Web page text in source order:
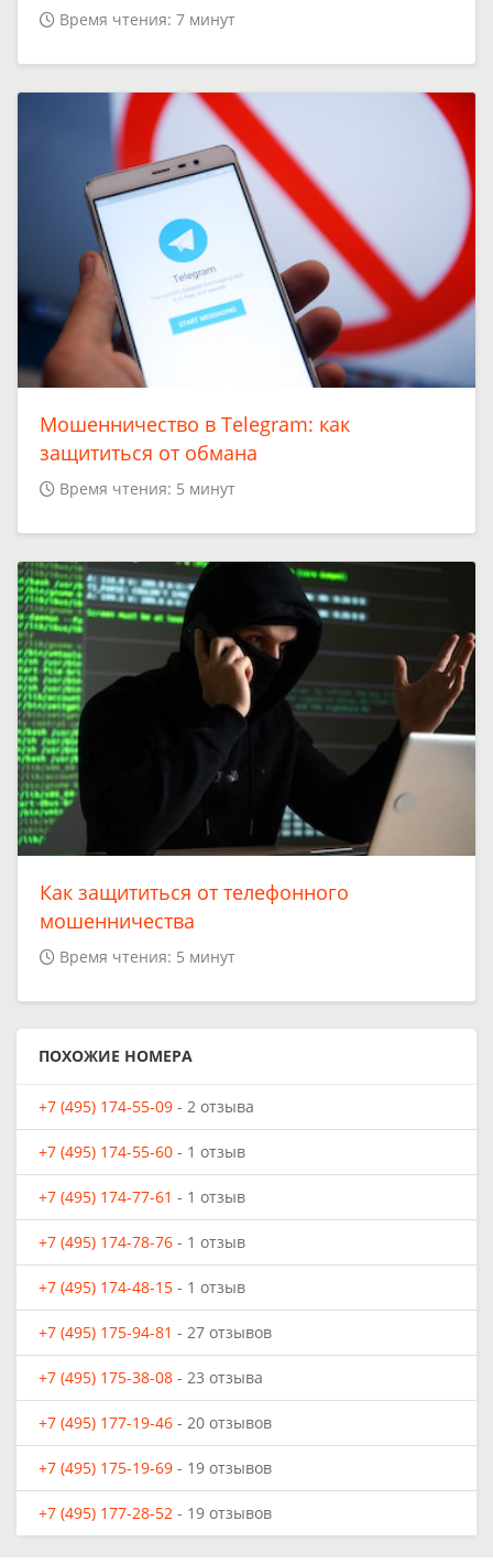
Время чтения: 7 минут
Мошенничество в Telegram: как
защититься от обмана
Время чтения: 5 минут
Как защититься от телефонного
мошенничества
Время чтения: 5 минут
ПОХОЖИЕ НОМЕРА
+7 (495) 174-55-09 - 2 отзыва
+7 (495) 174-55-60 - 1 отзыв
+7 (495) 174-77-61 - 1 отзыв
+7 (495) 174-78-76 - 1 отзыв
+7 (495) 174-48-15 - 1 отзыв
+7 (495) 175-94-81 - 27 отзывов
+7 (495) 175-38-08 - 23 отзыва
+7 (495) 177-19-46 - 20 отзывов
+7 (495) 175-19-69 - 19 отзывов
+7 (495) 177-28-52 - 19 отзывов